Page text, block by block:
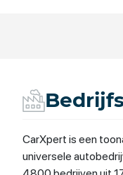
CarXpert is een
universele